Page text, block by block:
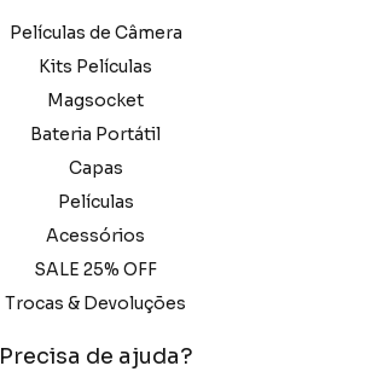
Películas de Câmera
Kits Películas
Magsocket
Bateria Portátil
Capas
Películas
Acessórios
SALE 25% OFF
Trocas & Devoluções
Precisa de ajuda?